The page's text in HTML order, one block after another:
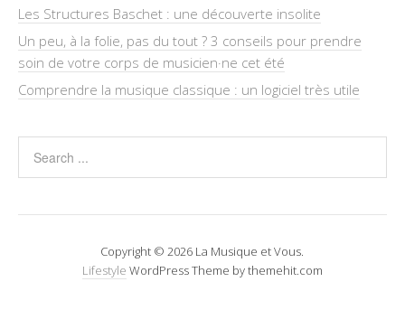
Les Structures Baschet : une découverte insolite
Un peu, à la folie, pas du tout ? 3 conseils pour prendre
soin de votre corps de musicien·ne cet été
Comprendre la musique classique : un logiciel très utile
Copyright © 2026 La Musique et Vous.
Lifestyle WordPress Theme by themehit.com